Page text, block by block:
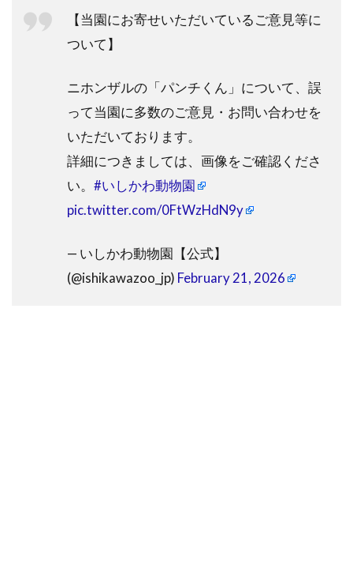
【当園にお寄せいただいているご意見等に
ついて】
ニホンザルの「パンチくん」について、誤
って当園に多数のご意見・お問い合わせを
いただいております。
詳細につきましては、画像をご確認くださ
い。 #いしかわ動物園
pic.twitter.com/0FtWzHdN9y
— いしかわ動物園【公式】
(@ishikawazoo_jp) February 21, 2026